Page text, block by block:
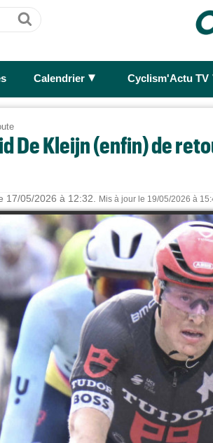
Ok
Calendrier ► Cyclism'Actu TV
De Kleijn (enfin) de
17/05/2026 à 12:32. Mis à jour le 19/05/2026 à